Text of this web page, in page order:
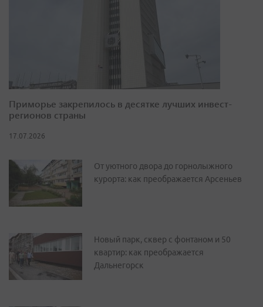
Приморье закрепилось в десятке лучших инвест-
регионов страны
17.07.2026
От уютного двора до горнолыжного
курорта: как преображается Арсеньев
Новый парк, сквер с фонтаном и 50
квартир: как преображается
Дальнегорск